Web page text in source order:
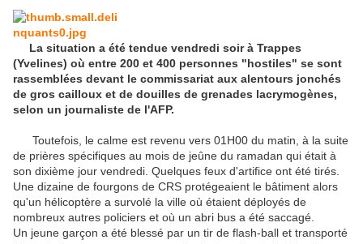
La situation a été tendue vendredi soir à Trappes
(Yvelines) où entre 200 et 400 personnes "hostiles" se sont
rassemblées devant le commissariat aux alentours jonchés
de gros cailloux et de douilles de grenades lacrymogènes,
selon un journaliste de l'AFP.
Toutefois, le calme est revenu vers 01H00 du matin, à la suite
de prières spécifiques au mois de jeûne du ramadan qui était à
son dixième jour vendredi. Quelques feux d'artifice ont été tirés.
Une dizaine de fourgons de CRS protégeaient le bâtiment alors
qu'un hélicoptère a survolé la ville où étaient déployés de
nombreux autres policiers et où un abri bus a été saccagé.
Un jeune garçon a été blessé par un tir de flash-ball et transporté